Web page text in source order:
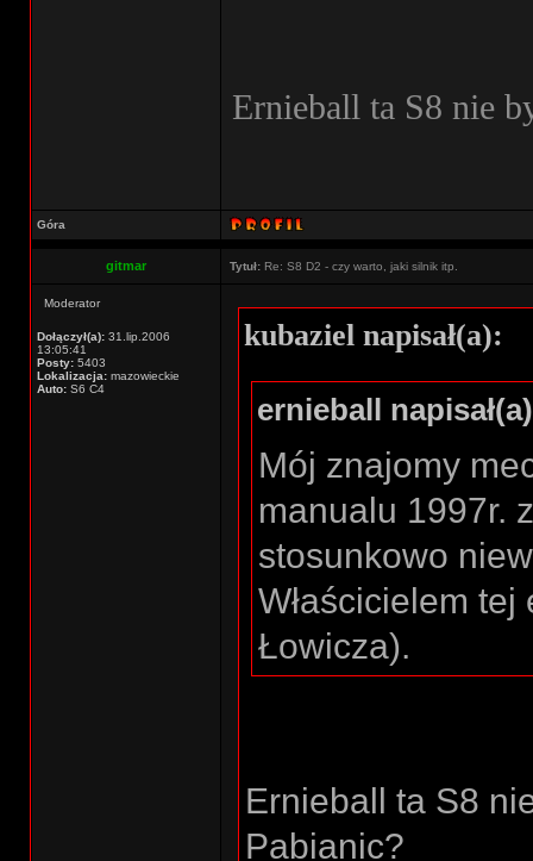
Ernieball ta S8 nie
Góra
gitmar Tytuł: Re: S8 D2 - czy warto, jaki silnik itp.
Moderator
Dołączył(a): 31.lip.2006
13:05:41
Posty: 5403
Lokalizacja: mazowieckie
Auto: S6 C4
kubaziel napisał(a):
ernieball
Mój znajomy
manualu 1997r.
stosunkowo
Właścicielem
Łowicza).
Ernieball ta S8
Pabianic?